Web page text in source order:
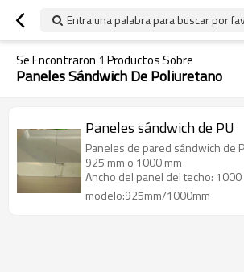
Entra una palabra para buscar por
Se Encontraron 1 Productos Sobre
Paneles Sándwich De Poliuretano
Paneles sándwich de PU
Paneles de pared sándwich de
925 mm o 1000 mm
Ancho del panel del techo: 1000
modelo:925mm/1000mm